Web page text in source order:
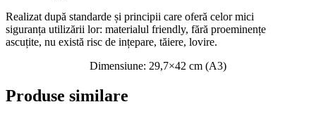
Realizat după standarde și principii care oferă celor mici
siguranța utilizării lor: materialul friendly, fără proeminențe
ascuțite, nu există risc de ințepare, tăiere, lovire.
Dimensiune: 29,7×42 cm (A3)
Produse similare